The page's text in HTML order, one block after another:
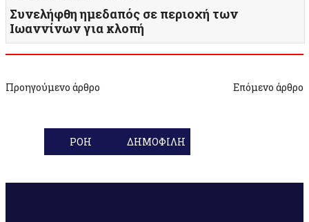
Συνελήφθη ημεδαπός σε περιοχή των
Ιωαννίνων για κλοπή
Προηγούμενο άρθρο Επόμενο άρθρο
ΡΟΗ ΔΗΜΟΦΙΛΗ